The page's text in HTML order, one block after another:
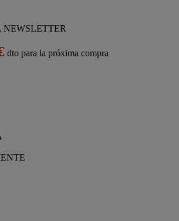
NEWSLETTER
dto para la próxima compra